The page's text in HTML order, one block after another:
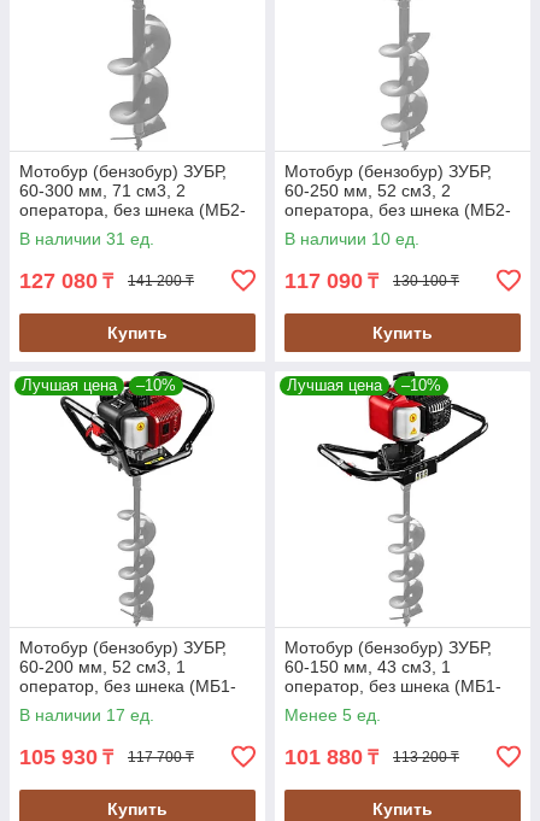
Мотобур (бензобур) ЗУБР,
60-300 мм, 71 см3, 2
оператора, без шнека (МБ2-
300)
В наличии 31 ед.
127 080 ₸ 141 200 ₸
Купить
Мотобур (бензобур) ЗУБР,
60-250 мм, 52 см3, 2
оператора, без шнека (МБ2-
250)
В наличии 10 ед.
117 090 ₸ 130 100 ₸
Купить
Лучшая цена –10%
Мотобур (бензобур) ЗУБР,
60-200 мм, 52 см3, 1
оператор, без шнека (МБ1-
200)
В наличии 17 ед.
105 930 ₸ 117 700 ₸
Купить
Лучшая цена –10%
Мотобур (бензобур) ЗУБР,
60-150 мм, 43 см3, 1
оператор, без шнека (МБ1-
150)
Менее 5 ед.
101 880 ₸ 113 200 ₸
Купить